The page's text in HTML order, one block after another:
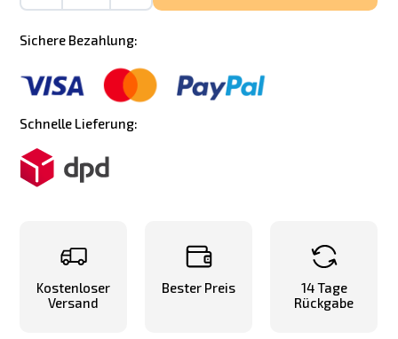
Sichere Bezahlung:
Schnelle Lieferung:
Kostenloser
Versand
Bester Preis
14 Tage
Rückgabe